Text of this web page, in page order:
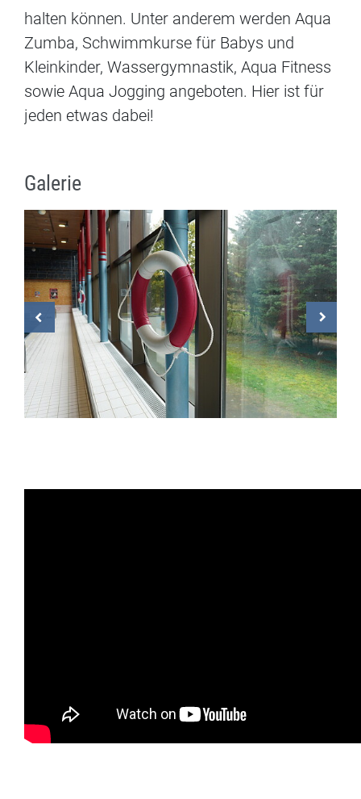
halten können. Unter anderem werden Aqua
Zumba, Schwimmkurse für Babys und
Kleinkinder, Wassergymnastik, Aqua Fitness
sowie Aqua Jogging angeboten. Hier ist für
jeden etwas dabei!
Galerie